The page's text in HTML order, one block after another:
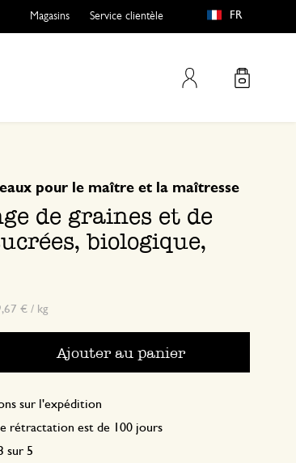
Mon compte
Magasins Service clientèle FR
de graines et de
biologique,
pour le maître et la maîtresse
€ / kg
Ajouter au panier
sur l'expédition
rétractation est de 100 jours
sur 5